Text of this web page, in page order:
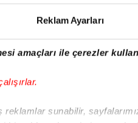
Reklam Ayarları
amaçları ile çerezler
sunabilir,
Kırmızı Kart 0